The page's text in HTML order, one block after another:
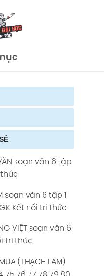
soạn văn 6 Tập
ĐỜI ĐẦU TIÊN
SGK Kết nối tri
VIỆT soạn văn 6
tri thức
CÓ MỘT NGƯỜI
21 22 23 24 25 26
soạn văn 6 tập
VỀ LOÀI NGƯỜI
46 47 SGK Kết
văn 6 tập 1
tri thức
VIỆT soạn văn 6
tri thức
soạn văn 6 tập
thức
soạn văn 6 tập 1
Kết nối tri thức
VIỆT soạn văn 6
tri thức
(THẠCH LAM)